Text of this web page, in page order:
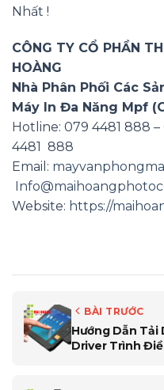
Nhất !
CÔNG TY CỔ PHẦN
HOÀNG
Nhà Phân Phối Các
Máy In Đa Năng Mpf
Hotline: 079 4481 888
4481 888
Email:
Website: https://
BÀI TRƯỚC
Hướng Dẫn Tải
Driver Trình